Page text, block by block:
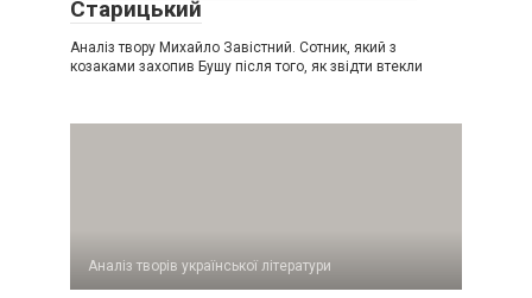
Старицький
Аналіз твору Михайло Завістний. Сотник, який з
козаками захопив Бушу після того, як звідти втекли
Аналіз творів української літератури